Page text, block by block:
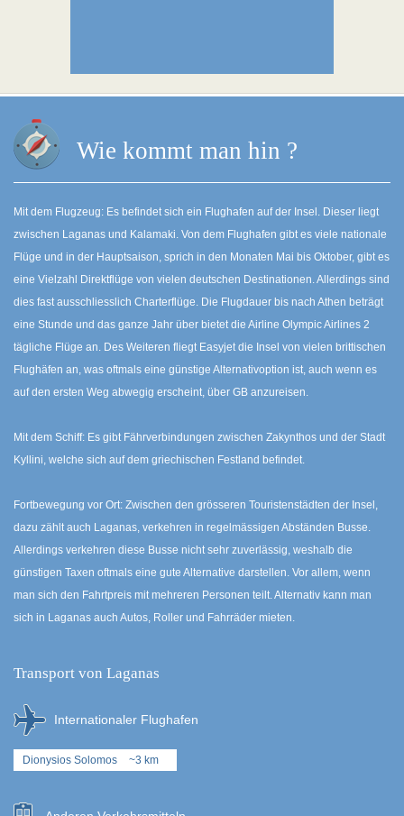
Wie kommt man hin ?
Mit dem Flugzeug: Es befindet sich ein Flughafen auf der Insel. Dieser liegt
zwischen Laganas und Kalamaki. Von dem Flughafen gibt es viele nationale
Flüge und in der Hauptsaison, sprich in den Monaten Mai bis Oktober, gibt es
eine Vielzahl Direktflüge von vielen deutschen Destinationen. Allerdings sind
dies fast ausschliesslich Charterflüge. Die Flugdauer bis nach Athen beträgt
eine Stunde und das ganze Jahr über bietet die Airline Olympic Airlines 2
tägliche Flüge an. Des Weiteren fliegt Easyjet die Insel von vielen brittischen
Flughäfen an, was oftmals eine günstige Alternativoption ist, auch wenn es
auf den ersten Weg abwegig erscheint, über GB anzureisen.
Mit dem Schiff: Es gibt Fährverbindungen zwischen Zakynthos und der Stadt
Kyllini, welche sich auf dem griechischen Festland befindet.
Fortbewegung vor Ort: Zwischen den grösseren Touristenstädten der Insel,
dazu zählt auch Laganas, verkehren in regelmässigen Abständen Busse.
Allerdings verkehren diese Busse nicht sehr zuverlässig, weshalb die
günstigen Taxen oftmals eine gute Alternative darstellen. Vor allem, wenn
man sich den Fahrtpreis mit mehreren Personen teilt. Alternativ kann man
sich in Laganas auch Autos, Roller und Fahrräder mieten.
Transport von Laganas
Internationaler Flughafen
Dionysios Solomos ~3 km